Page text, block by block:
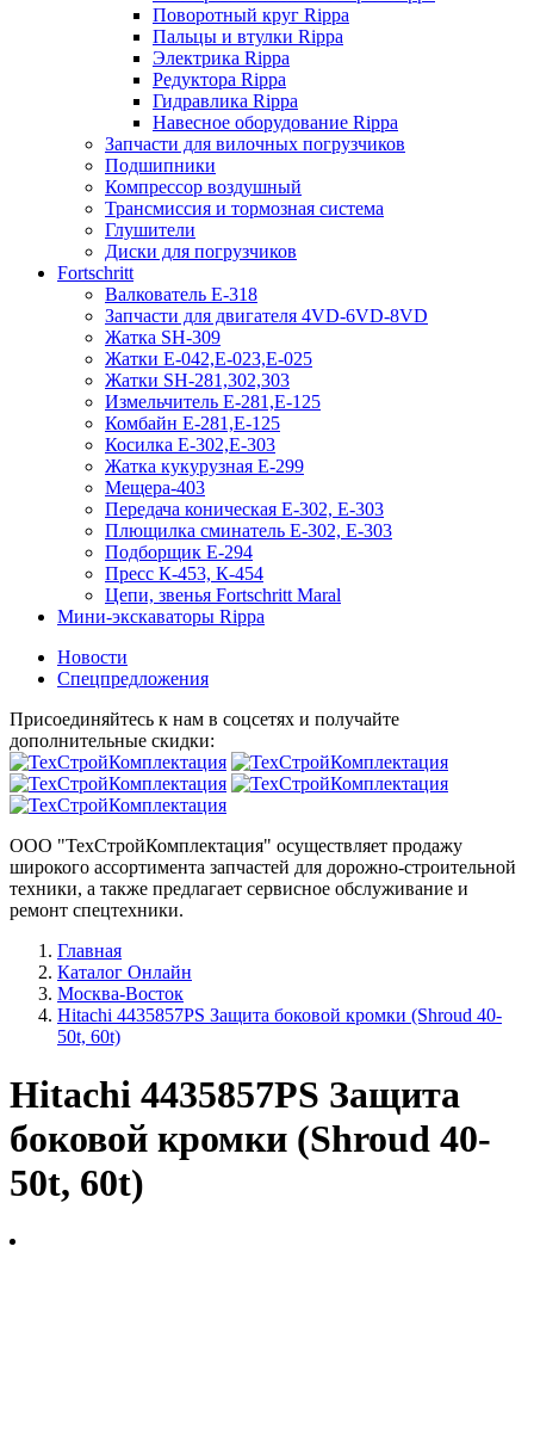
Поворотный круг Rippa
Пальцы и втулки Rippa
Электрика Rippa
Редуктора Rippa
Гидравлика Rippa
Навесное оборудование Rippa
Запчасти для вилочных погрузчиков
Подшипники
Компрессор воздушный
Трансмиссия и тормозная система
Глушители
Диски для погрузчиков
Fortschritt
Валкователь Е-318
Запчасти для двигателя 4VD-6VD-8VD
Жатка SH-309
Жатки Е-042,Е-023,Е-025
Жатки SH-281,302,303
Измельчитель Е-281,Е-125
Комбайн Е-281,Е-125
Косилка Е-302,Е-303
Жатка кукурузная Е-299
Мещера-403
Передача коническая Е-302, Е-303
Плющилка сминатель Е-302, Е-303
Подборщик Е-294
Пресс К-453, К-454
Цепи, звенья Fortschritt Maral
Мини-экскаваторы Rippa
Новости
Спецпредложения
Присоединяйтесь к нам в соцсетях и получайте
дополнительные скидки:
ООО "ТехСтройКомплектация" осуществляет продажу
широкого ассортимента запчастей для дорожно-строительной
техники, а также предлагает сервисное обслуживание и
ремонт спецтехники.
Главная
Каталог Онлайн
Москва-Восток
Hitachi 4435857PS Защита боковой кромки (Shroud 40-
50t, 60t)
Hitachi 4435857PS Защита
боковой кромки (Shroud 40-
50t, 60t)